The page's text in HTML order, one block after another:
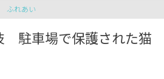
ふれあい
駐車場で保護された猫